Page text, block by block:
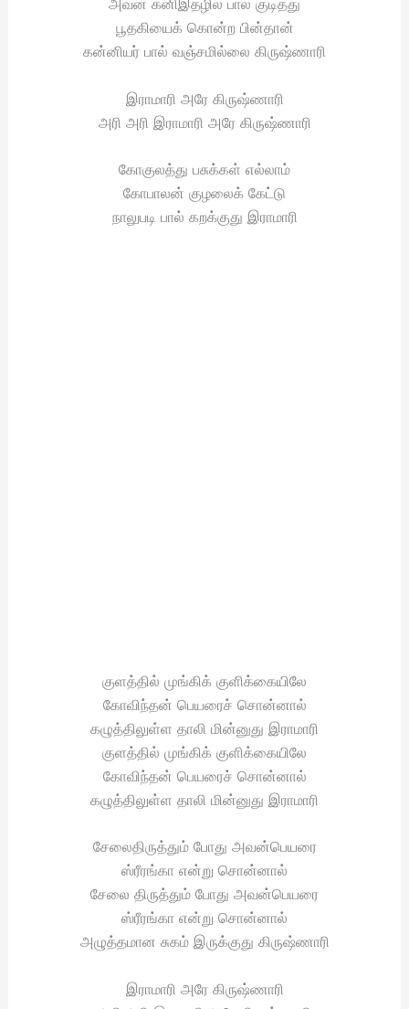
பூதகியைக் கொன்ற பின்தான்
கன்னியர் பால் வஞ்சமில்லை கிருஷ்ணாரி
இராமாரி அரே கிருஷ்ணாரி
அரி அரி இராமாரி அரே கிருஷ்ணாரி
கோகுலத்து பசுக்கள் எல்லாம்
கோபாலன் குழலைக் கேட்டு
நாலுபடி பால் கறக்குது இராமாரி
குளத்தில் முங்கிக் குளிக்கையிலே
கோவிந்தன் பெயரைச் சொன்னால்
கழுத்திலுள்ள தாலி மின்னுது இராமாரி
குளத்தில் முங்கிக் குளிக்கையிலே
கோவிந்தன் பெயரைச் சொன்னால்
கழுத்திலுள்ள தாலி மின்னுது இராமாரி
சேலைதிருத்தும் போது அவன்பெயரை
ஸ்ரீரங்கா என்று சொன்னால்
சேலை திருத்தும் போது அவன்பெயரை
ஸ்ரீரங்கா என்று சொன்னால்
அழுத்தமான சுகம் இருக்குது கிருஷ்ணாரி
இராமாரி அரே கிருஷ்ணாரி